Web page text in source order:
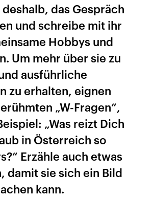
das Gespräch
und schreibe mit ihr
Hobbys und
Um mehr über sie zu
ausführliche
zu erhalten, eignen
„W-Fragen“,
„Was reizt Dich
in Österreich so
Erzähle auch etwas
damit sie sich ein Bild
kann.